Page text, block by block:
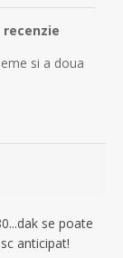
recenzie
si a doua
se poate
anticipat!